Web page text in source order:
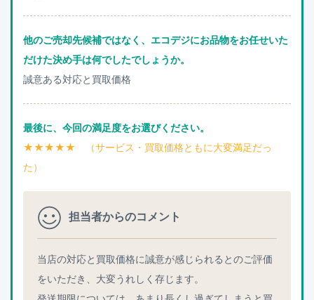
他のご売却先候補ではなく、エコデジにお品物をお任せいた
だけた決め手は何でしたでしょうか。
誠意ある対応と買取価格
最後に、今回の満足度をお選びください。
★★★★★ （サービス・買取価格ともに大変満足だっ
た）
担当者からのコメント
当店の対応と買取価格に誠意が感じられるとのご評価
をいただき、大変うれしく存じます。